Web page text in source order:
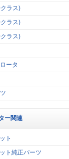
ラス)
ラス)
ラス)
ータ
ー関連
ト
ト純正パーツ